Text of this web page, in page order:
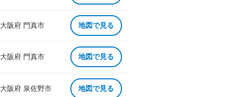
大阪府 門真市 地図で見る
大阪府 門真市 地図で見る
大阪府 泉佐野市 地図で見る